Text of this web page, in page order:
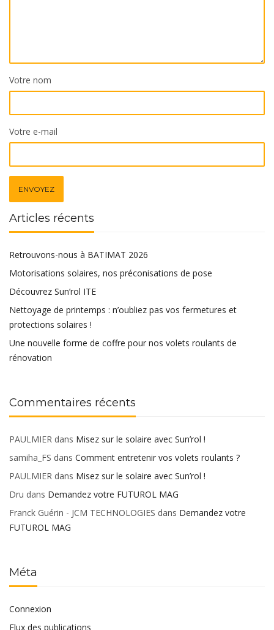
Votre nom
Votre e-mail
Articles récents
Retrouvons-nous à BATIMAT 2026
Motorisations solaires, nos préconisations de pose
Découvrez Sun’rol ITE
Nettoyage de printemps : n’oubliez pas vos fermetures et
protections solaires !
Une nouvelle forme de coffre pour nos volets roulants de
rénovation
Commentaires récents
PAULMIER dans Misez sur le solaire avec Sun’rol !
samiha_FS dans Comment entretenir vos volets roulants ?
PAULMIER dans Misez sur le solaire avec Sun’rol !
Dru dans Demandez votre FUTUROL MAG
Franck Guérin - JCM TECHNOLOGIES dans Demandez votre
FUTUROL MAG
Méta
Connexion
Flux des publications